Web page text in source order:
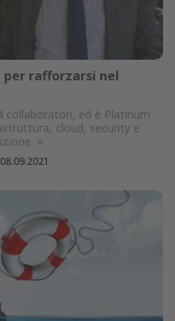
per rafforzarsi nel
collaboratori, ed è Platinum
cloud, security e
»
08.09.2021